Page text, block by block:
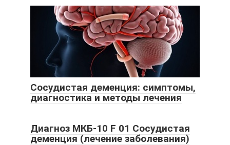
Сосудистая деменция: симптомы,
диагностика и методы лечения
Диагноз МКБ-10 F 01 Сосудистая
деменция (лечение заболевания)